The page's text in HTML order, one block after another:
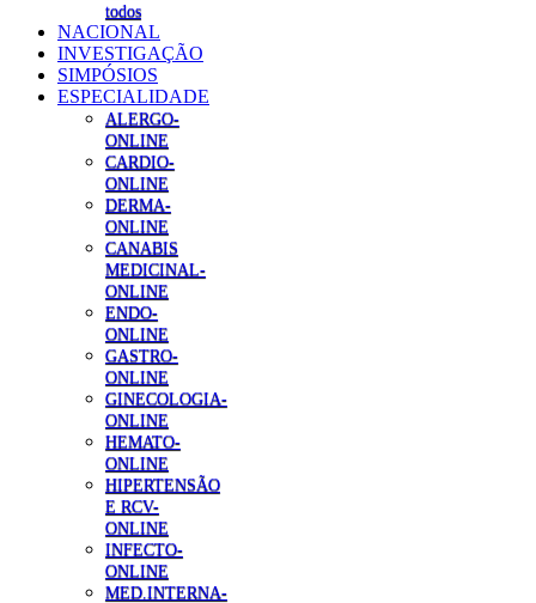
todos
NACIONAL
INVESTIGAÇÃO
SIMPÓSIOS
ESPECIALIDADE
ALERGO-
ONLINE
CARDIO-
ONLINE
DERMA-
ONLINE
CANABIS
MEDICINAL-
ONLINE
ENDO-
ONLINE
GASTRO-
ONLINE
GINECOLOGIA-
ONLINE
HEMATO-
ONLINE
HIPERTENSÃO
E RCV-
ONLINE
INFECTO-
ONLINE
MED.INTERNA-